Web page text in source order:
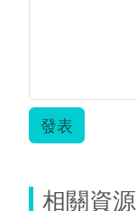
發表
相關資源